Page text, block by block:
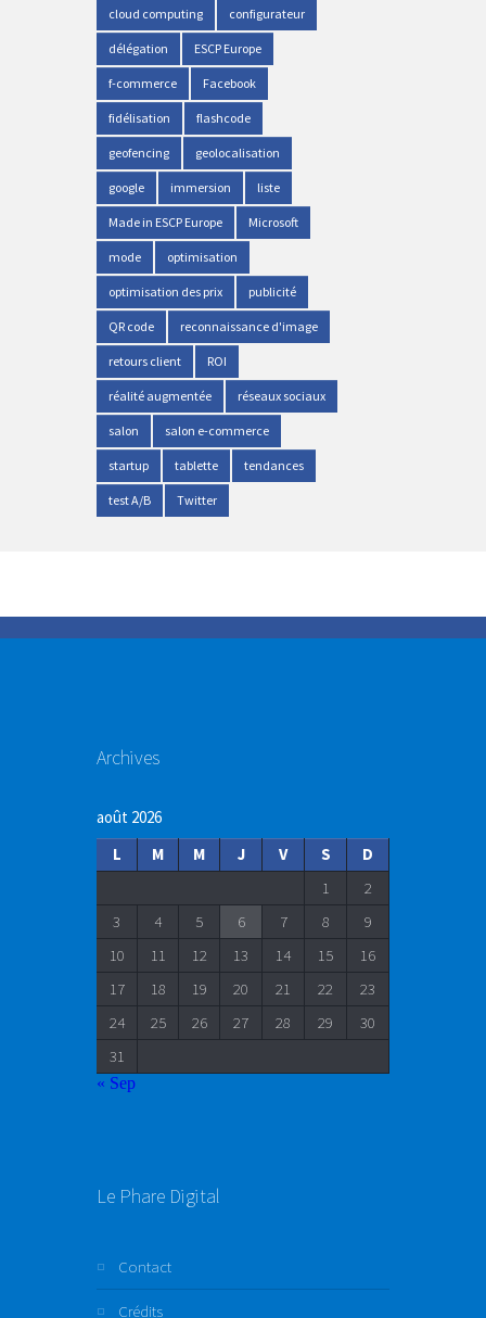
cloud computing configurateur
délégation ESCP Europe
f-commerce Facebook
fidélisation flashcode
geofencing geolocalisation
google immersion liste
Made in ESCP Europe Microsoft
mode optimisation
optimisation des prix publicité
QR code reconnaissance d'image
retours client ROI
réalité augmentée réseaux sociaux
salon salon e-commerce
startup tablette tendances
test A/B Twitter
Archives
août 2026
L
M M J V S
D
1
2
3
4 5 6 7 8
9
10
11 12 13 14 15
16
17
18 19 20 21 22
23
24
25 26 27 28 29
30
31
« Sep
Le Phare Digital
Contact
Crédits